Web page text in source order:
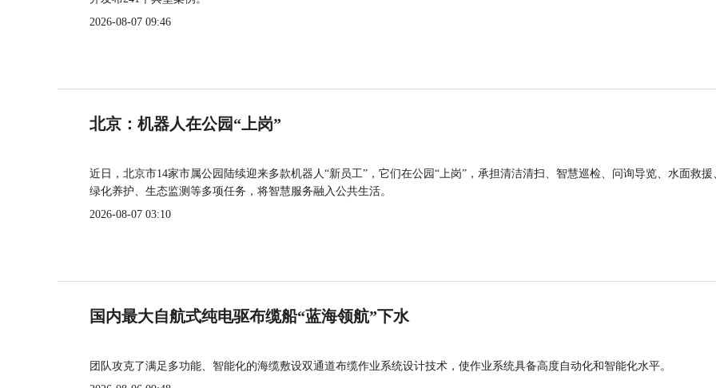
2026-08-07 09:46
北京：机器人在公园“上岗”
近日，北京市14家市属公园陆续迎来多款机器人“新员工”，它们在公园“上岗”，承担清洁清扫、智慧巡检、问询导览、水面救援
绿化养护、生态监测等多项任务，将智慧服务融入公共生活。
2026-08-07 03:10
国内最大自航式纯电驱布缆船“蓝海领航”下水
团队攻克了满足多功能、智能化的海缆敷设双通道布缆作业系统设计技术，使作业系统具备高度自动化和智能化水平。